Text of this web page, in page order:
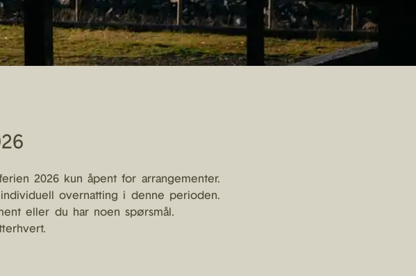
2026 kun åpent for arrangementer.
overnatting i denne perioden.
eller du har noen spørsmål.